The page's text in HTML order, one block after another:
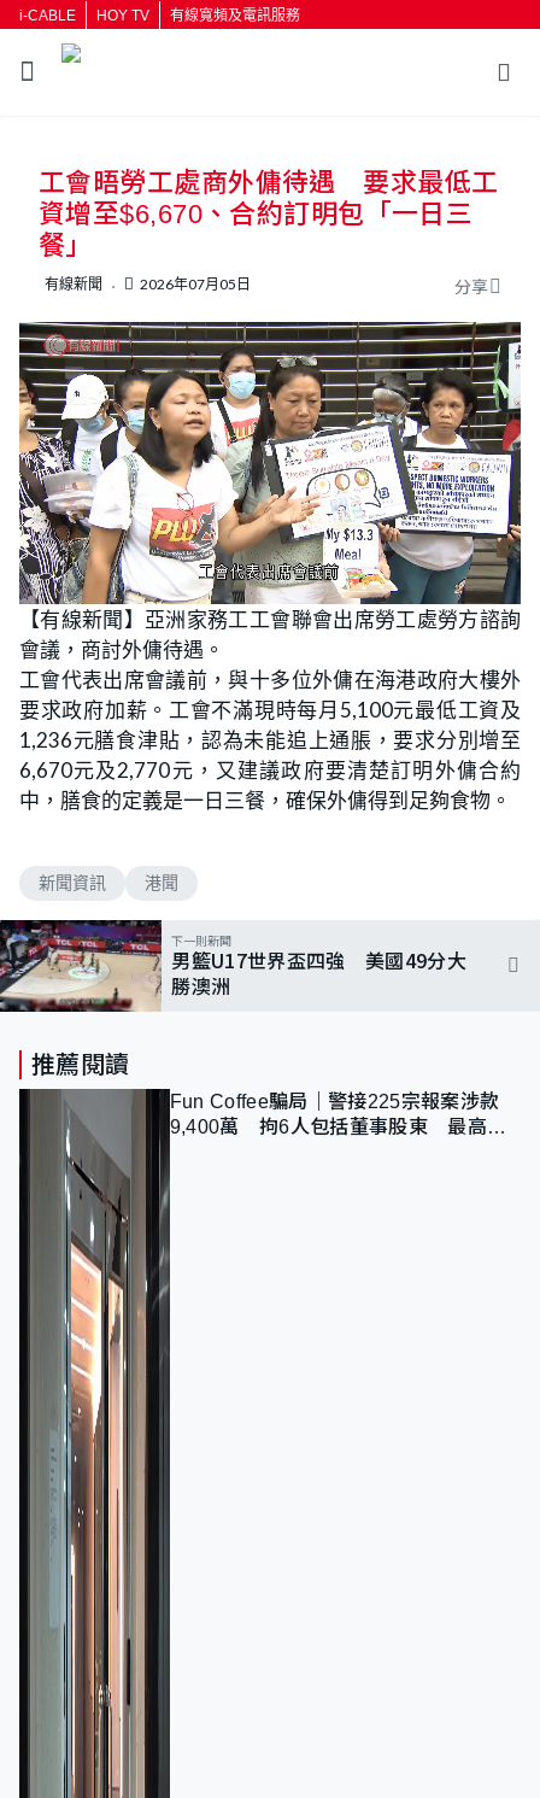
i-CABLE HOY TV 有線寬頻及電訊服務
按輸入鍵開始搜尋
工會晤勞工處商外傭待遇 要求最低工
資增至$6,670、合約訂明包「一日三
餐」
有線新聞 2026年07月05日 分享
U
n
m
t
e
L
o
a
d
e
d
:
4
8
.
【有線新聞】亞洲家務工工會聯會出席勞工處勞方諮詢
會議，商討外傭待遇。
工會代表出席會議前，與十多位外傭在海港政府大樓外
要求政府加薪。工會不滿現時每月5,100元最低工資及
1,236元膳食津貼，認為未能追上通脹，要求分別增至
6,670元及2,770元，又建議政府要清楚訂明外傭合約
中，膳食的定義是一日三餐，確保外傭得到足夠食物。
新聞資訊 港聞
下一則新聞
男籃U17世界盃四強 美國49分大
勝澳洲
推薦閱讀
Fun Coffee騙局｜警接225宗報案涉款
9,400萬 拘6人包括董事股東 最高金